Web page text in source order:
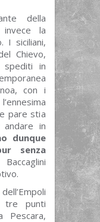
della
la
I siciliani,
Chievo,
spediti in
con i
pare stia
in
dunque
senza
tre punti
Pescara,